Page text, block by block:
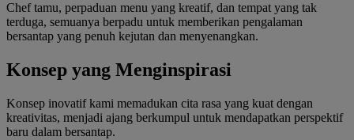
Chef tamu, perpaduan menu yang kreatif, dan tempat yang tak
terduga, semuanya berpadu untuk memberikan pengalaman
bersantap yang penuh kejutan dan menyenangkan.
Konsep yang Menginspirasi
Konsep inovatif kami memadukan cita rasa yang kuat dengan
kreativitas, menjadi ajang berkumpul untuk mendapatkan perspektif
baru dalam bersantap.